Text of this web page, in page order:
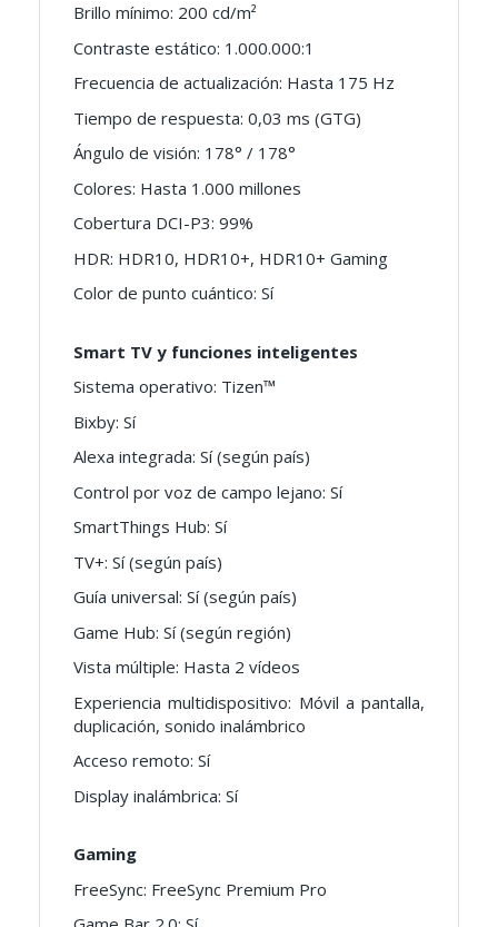
Brillo mínimo: 200 cd/m²
Contraste estático: 1.000.000:1
Frecuencia de actualización: Hasta 175 Hz
Tiempo de respuesta: 0,03 ms (GTG)
Ángulo de visión: 178° / 178°
Colores: Hasta 1.000 millones
Cobertura DCI-P3: 99%
HDR: HDR10, HDR10+, HDR10+ Gaming
Color de punto cuántico: Sí
Smart TV y funciones inteligentes
Sistema operativo: Tizen™
Bixby: Sí
Alexa integrada: Sí (según país)
Control por voz de campo lejano: Sí
SmartThings Hub: Sí
TV+: Sí (según país)
Guía universal: Sí (según país)
Game Hub: Sí (según región)
Vista múltiple: Hasta 2 vídeos
Experiencia multidispositivo: Móvil a pantalla,
duplicación, sonido inalámbrico
Acceso remoto: Sí
Display inalámbrica: Sí
Gaming
FreeSync: FreeSync Premium Pro